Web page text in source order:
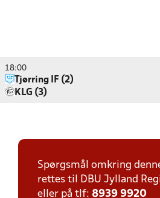
18:00
Tjørring IF (2)
KLG (3)
Spørgsmål omkring
rettes til DBU Jylland
eller på tlf: 8939 9920